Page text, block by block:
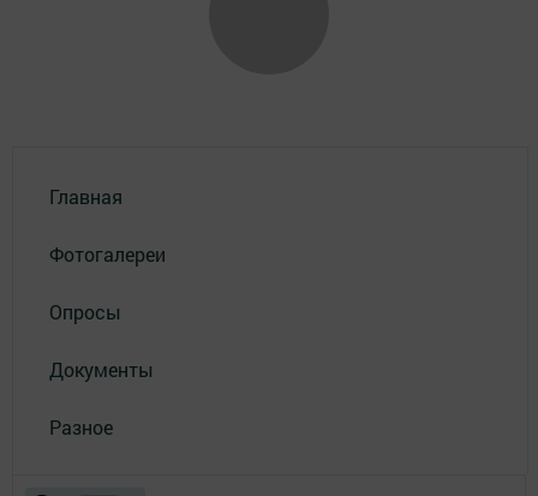
Главная
Фотогалереи
Опросы
Документы
Разное